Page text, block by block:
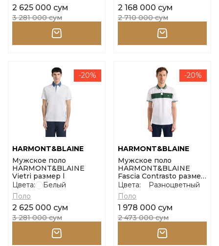
2 625 000 сум
3 281 000 сум
2 168 000 сум
2 710 000 сум
-20%
HARMONT&BLAINE
Мужское поло
HARMONT&BLAINE
Vietri размер l
Цвета:
Белый
Поло
2 625 000 сум
3 281 000 сум
-20%
HARMONT&BLAINE
Мужское поло
HARMONT&BLAINE
Fascia Contrasto размер
lЦвета:
Разноцветный
Поло
1 978 000 сум
2 473 000 сум